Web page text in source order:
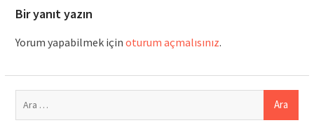
Bir yanıt yazın
Yorum yapabilmek için oturum açmalısınız.